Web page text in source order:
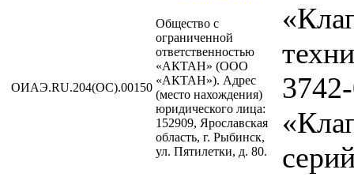
ОИАЭ.RU.204(ОС).00150
Общество с
ограниченной
ответственностью
«АКТАН» (ООО
«АКТАН»). Адрес
(место нахождения)
юридического лица:
152909, Ярославская
область, г. Рыбинск,
ул. Пятилетки, д. 80.